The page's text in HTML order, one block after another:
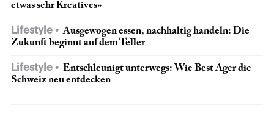
etwas sehr Kreatives»
Lifestyle
Ausgewogen essen, nachhaltig handeln: Die
Zukunft beginnt auf dem Teller
Lifestyle
Entschleunigt unterwegs: Wie Best Ager die
Schweiz neu entdecken